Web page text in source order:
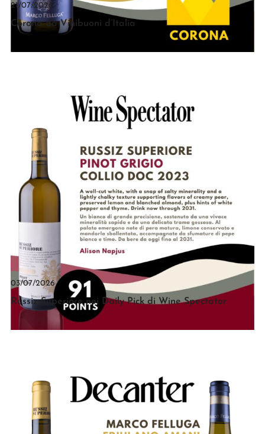
21/07/2026
Corona da Vinibuoni d’Italia
03/07/2026
Russiz Superiore nei Daily Pick di Wine Spectator